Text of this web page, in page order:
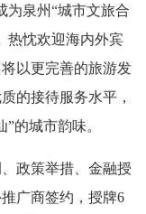
为泉州“城市文旅合
热忱欢迎海内外宾
以更完善的旅游发
的接待服务水平，
的城市韵味。
政策举措、金融授
广商签约，授牌6